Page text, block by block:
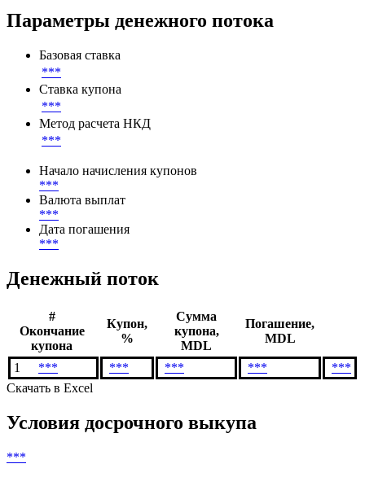
Параметры денежного потока
Базовая ставка
***
Ставка купона
***
Метод расчета НКД
***
Начало начисления купонов
***
Валюта выплат
***
Дата погашения
***
Денежный поток
#
Окончание
купона
Купон,
%
Сумма
купона,
MDL
Погашение,
MDL
1 *** *** *** ***
***
Скачать в Excel
Условия досрочного выкупа
***